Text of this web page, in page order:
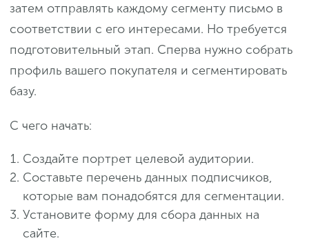
затем отправлять каждому сегменту письмо в
соответствии с его интересами. Но требуется
подготовительный этап. Сперва нужно собрать
профиль вашего покупателя и сегментировать
базу.
С чего начать:
Создайте портрет целевой аудитории.
Составьте перечень данных подписчиков,
которые вам понадобятся для сегментации.
Установите форму для сбора данных на
сайте.